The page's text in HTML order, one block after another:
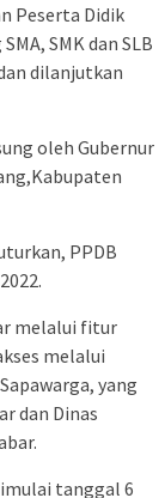
Peserta Didik
SMK dan SLB
dilanjutkan
oleh Gubernur
PPDB
melalui fitur
melalui
yang
dan Dinas
tanggal 6